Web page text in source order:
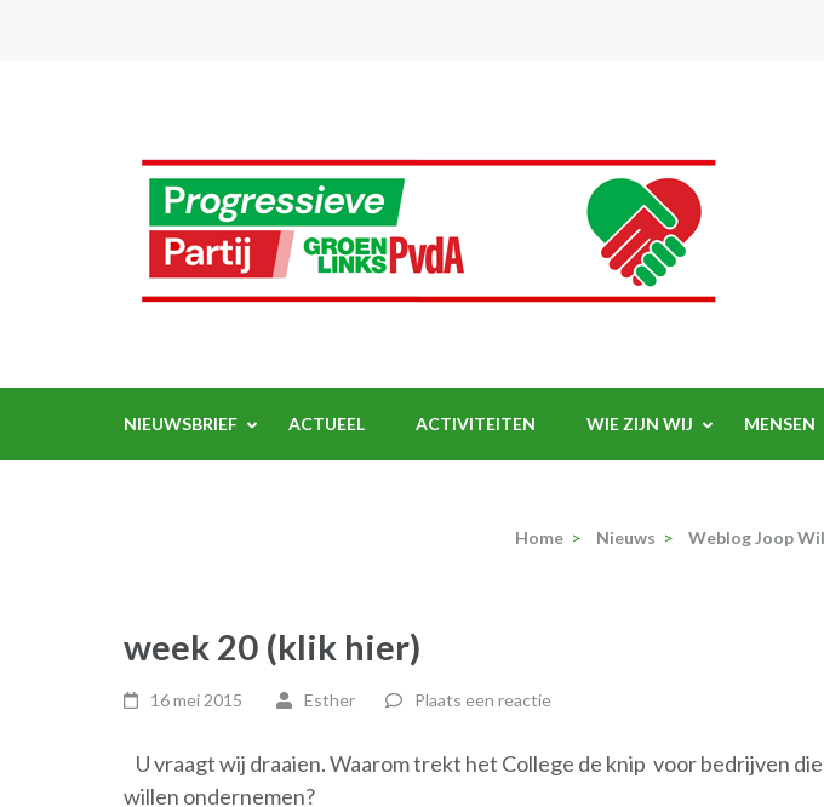
NIEUWSBRIEF ACTUEEL ACTIVITEITEN WIE ZIJN WIJ MENSEN
Home > Nieuws > Weblog Joop
week 20 (klik hier)
16 mei 2015 Esther Plaats een reactie
U vraagt wij draaien. Waarom trekt het College de knip voor bedrijven
willen ondernemen?